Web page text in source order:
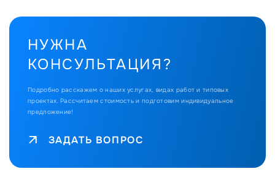
НУЖНА
КОНСУЛЬТАЦИЯ?
Подробно расскажем о наших услугах, видах работ и типовых
проектах. Рассчитаем стоимость и подготовим индивидуальное
предложение!
ЗАДАТЬ ВОПРОС